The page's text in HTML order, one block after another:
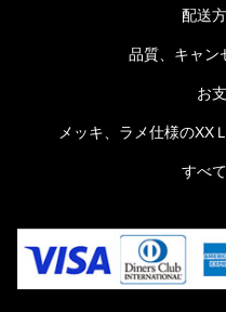
配送
品質、キャン
お
メッキ、ラメ仕様のXX
すべ